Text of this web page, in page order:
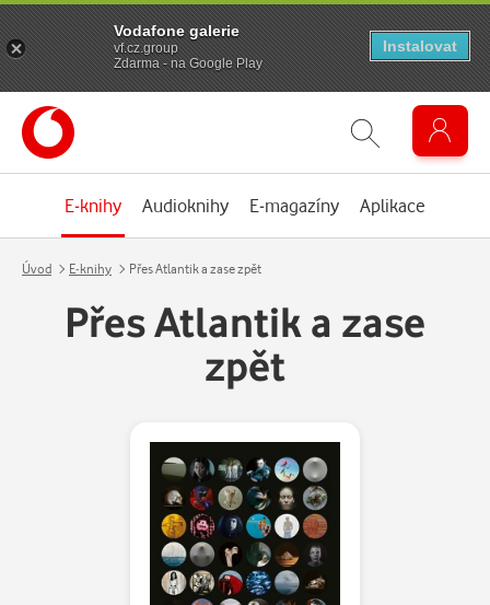
E-knihy Audioknihy E-magazíny Aplikace
Úvod E-knihy Přes Atlantik a zase zpět
Přes Atlantik a zase
zpět
Vodafone galerie
vf.cz.group
Zdarma - na Google Play
Instalovat